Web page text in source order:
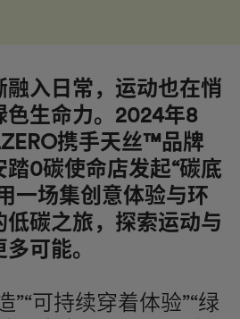
融入日常，运动也在悄
色生命力。2024年8
携手天丝™品牌
0碳使命店发起“碳底
一场集创意体验与环
低碳之旅，探索运动与
可能。
”“可持续穿着体验”“绿